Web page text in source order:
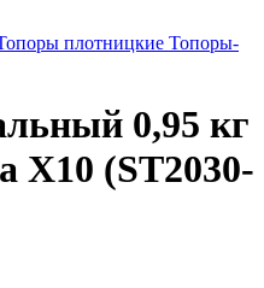
плотницкие Топоры-
0,95 кг
X10 (ST2030-